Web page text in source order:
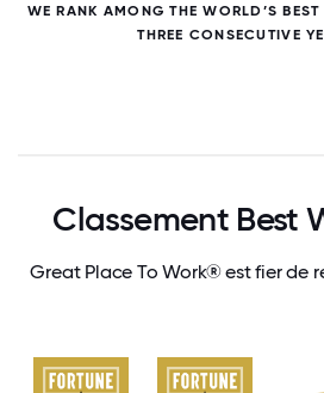
WE RANK AMONG THE WORLD’S
THREE CONSECUTIVE
Classement Best
Great Place To Work® est fier de